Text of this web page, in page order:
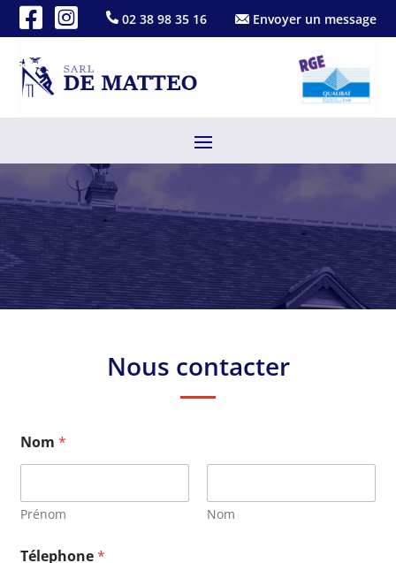
02 38 98 35 16 Envoyer un message
Nous contacter
Nom*
Prénom Nom
Télephone*